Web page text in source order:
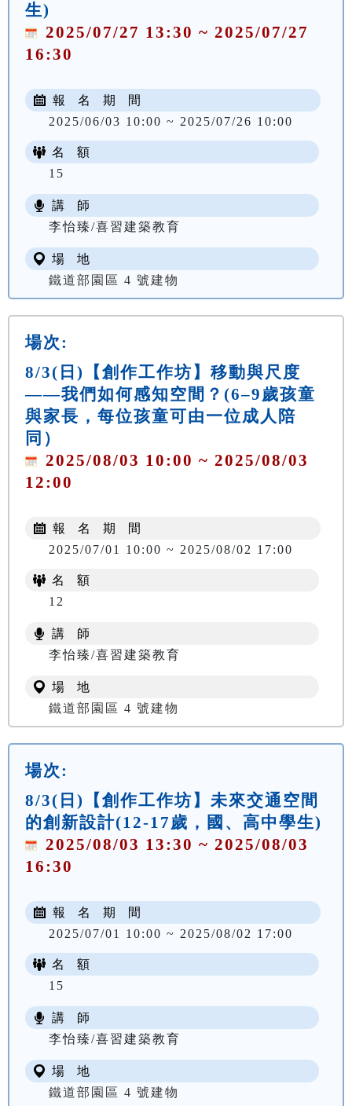
生)
2025/07/27 13:30 ~ 2025/07/27
16:30
報 名 期 間
2025/06/03 10:00 ~ 2025/07/26 10:00
名 額
15
講 師
李怡臻/喜習建築教育
場 地
鐵道部園區 4 號建物
場次:
8/3(日)【創作工作坊】移動與尺度
——我們如何感知空間？(6–9歲孩童
與家長，每位孩童可由一位成人陪
同）
2025/08/03 10:00 ~ 2025/08/03
12:00
報 名 期 間
2025/07/01 10:00 ~ 2025/08/02 17:00
名 額
12
講 師
李怡臻/喜習建築教育
場 地
鐵道部園區 4 號建物
場次:
8/3(日)【創作工作坊】未來交通空間
的創新設計(12-17歲，國、高中學生)
2025/08/03 13:30 ~ 2025/08/03
16:30
報 名 期 間
2025/07/01 10:00 ~ 2025/08/02 17:00
名 額
15
講 師
李怡臻/喜習建築教育
場 地
鐵道部園區 4 號建物